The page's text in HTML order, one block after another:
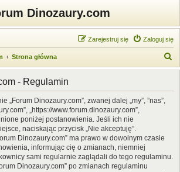
Dinozaury.com
Zaloguj się
Zarejestruj się
Strona główna
z
- Regulamin
„Forum Dinozaury.com”, zwanej dalej „my”, ”nas”,
„https://www.forum.dinozaury.com”,
poniżej postanowienia. Jeśli ich nie
naciskając przycisk „Nie akceptuję”.
Dinozaury.com” ma prawo w dowolnym czasie
informując cię o zmianach, niemniej
sami regularnie zaglądali do tego regulaminu.
Dinozaury.com” po zmianach regulaminu